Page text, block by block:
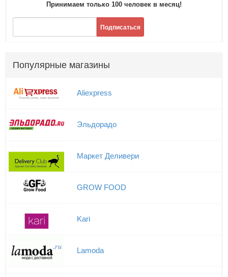
Принимаем только 100 человек в месяц!
Подписаться
Популярные магазины
Aliexpress
Эльдорадо
Маркет Деливери
GROW FOOD
Kari
Lamoda